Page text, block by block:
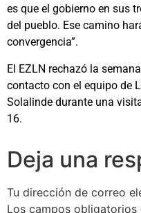
es que el gobierno en sus
del pueblo. Ese camino
convergencia”.
El EZLN rechazó la
contacto con el equipo de
Solalinde durante una
16.
Deja una
Tu dirección de correo
Los campos obligatorios